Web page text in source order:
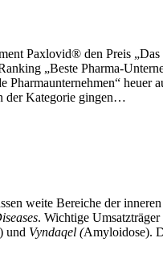
Paxlovid® den Preis
„Beste Pharma-
Pharmaunternehmen“
der Kategorie gingen…
weite Bereiche der
. Wichtige
und Vyndaqel (Amyloidose).